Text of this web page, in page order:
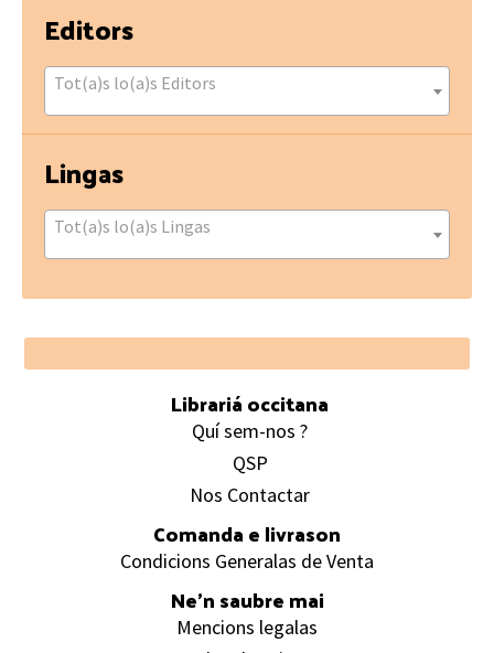
Editors
Tot(a)s lo(a)s Editors
Lingas
Tot(a)s lo(a)s Lingas
Footer
Librariá occitana
Quí sem-nos ?
QSP
Nos Contactar
Comanda e livrason
Condicions Generalas de Venta
Ne’n saubre mai
Mencions legalas